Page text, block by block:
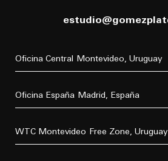
Oficina Central Montevideo, Uruguay
C.P. 11500
Tel. (+598) 2604 4433
Oficina España Madrid, España
Tel. (+34) 611 870 700
WTC Montevideo Free Zone, Uruguay